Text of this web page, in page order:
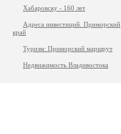
Хабаровску - 160 лет
Адреса инвестиций. Приморский
край
Туризм: Приморский маршрут
Недвижимость Владивостока